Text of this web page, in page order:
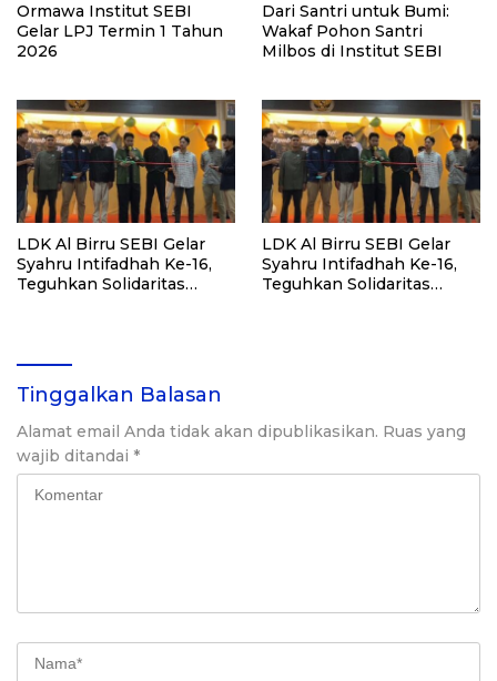
Ormawa Institut SEBI
Gelar LPJ Termin 1 Tahun
2026
Dari Santri untuk Bumi:
Wakaf Pohon Santri
Milbos di Institut SEBI
LDK Al Birru SEBI Gelar
Syahru Intifadhah Ke-16,
Teguhkan Solidaritas
LDK Al Birru SEBI Gelar
Syahru Intifadhah Ke-16,
Teguhkan Solidaritas
Tinggalkan Balasan
Alamat email Anda tidak akan dipublikasikan. Ruas yang
wajib ditandai *